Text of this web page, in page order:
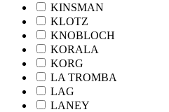
KINSMAN
KLOTZ
KNOBLOCH
KORALA
KORG
LA TROMBA
LAG
LANEY